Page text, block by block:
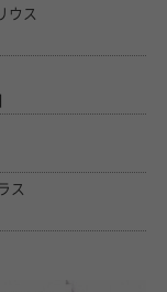
ウス
ス